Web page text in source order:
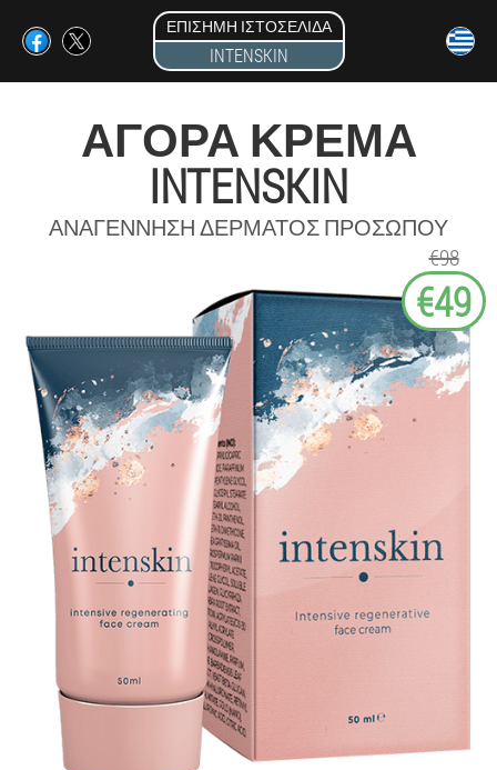
ΕΠΊΣΗΜΗ ΙΣΤΟΣΕΛΊΔΑ
INTENSKIN
ΑΓΟΡΆ ΚΡΈΜΑ
INTENSKIN
ΑΝΑΓΈΝΝΗΣΗ ΔΈΡΜΑΤΟΣ ΠΡΟΣΏΠΟΥ
€98
€49